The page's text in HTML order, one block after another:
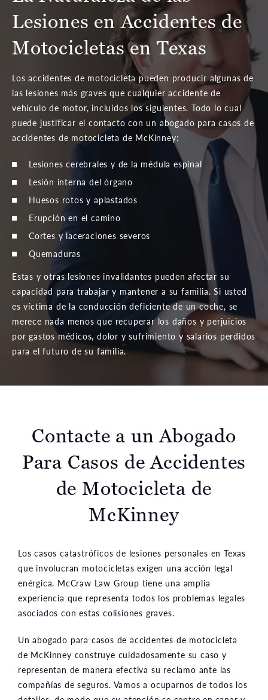
Lesiones en Accidentes de
Motocicletas en Texas
Los accidentes de motocicleta pueden producir algunas de
las lesiones más graves que cualquier accidente de
vehículo de motor, incluidos los siguientes. Todo lo cual
puede justificar el contacto con un abogado para casos de
accidentes de motocicleta de McKinney:
Lesiones cerebrales y de la médula espinal
Lesión interna del órgano
Huesos rotos y aplastados
Erupción en el camino
Cortes y laceraciones severos
Quemaduras
Estas y otras lesiones invalidantes pueden afectar su
capacidad para trabajar y mantener a su familia. Si usted
es víctima de la conducción deficiente de un coche, se
merece nada menos que recuperar los daños y perjuicios
por gastos médicos, dolor y sufrimiento y salarios perdidos
para el futuro de su familia.
Contacte a un Abogado
Para Casos de Accidentes
de Motocicleta de
McKinney
Los casos catastróficos de lesiones personales en Texas
que involucran motocicletas exigen una acción legal
enérgica. McCraw Law Group tiene una amplia
experiencia que representa todos los problemas legales
asociados con estas colisiones graves.
Un abogado para casos de accidentes de motocicleta
de McKinney construye cuidadosamente su caso y
representan de manera efectiva su reclamo ante las
compañías de seguros. Vamos a ocuparnos de todos los